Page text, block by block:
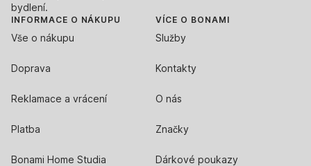
bydlení.
INFORMACE O NÁKUPU
Vše o nákupu
Doprava
Reklamace a vrácení
Platba
Bonami Home Studia
VÍCE O BONAMI
Služby
Kontakty
O nás
Značky
Dárkové poukazy